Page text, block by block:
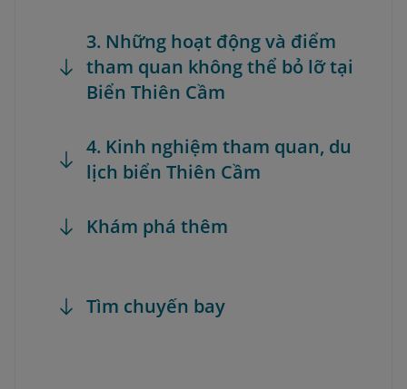
3. Những hoạt động và điểm
tham quan không thể bỏ lỡ tại
Biển Thiên Cầm
4. Kinh nghiệm tham quan, du
lịch biển Thiên Cầm
Khám phá thêm
Tìm chuyến bay